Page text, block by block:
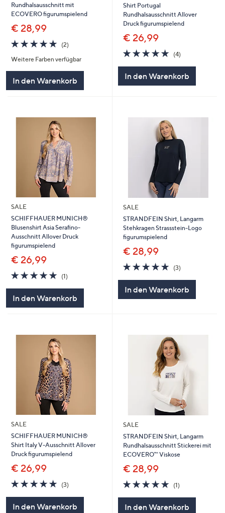
Rundhalsausschnitt mit
ECOVERO figurumspielend
€ 28,99
5.0
von
5
(2)
Weitere Farben verfügbar
In den Warenkorb
Shirt Portugal
Rundhalsausschnitt Allover
Druck figurumspielend
€ 26,99
5.0
von
5
(4)
In den Warenkorb
SALE
SCHIFFHAUER MUNICH®
Blusenshirt Asia Serafino-
Ausschnitt Allover Druck
figurumspielend
€ 26,99
5.0
von
(1)
In den Warenkorb
SALE
STRANDFEIN Shirt, Langarm
Stehkragen Strassstein-Logo
figurumspielend
€ 28,99
5.0
von
(3)
In den Warenkorb
SALE
SCHIFFHAUER MUNICH®
Shirt Italy V-Ausschnitt Allover
Druck figurumspielend
€ 26,99
5.0
von
(3)3
In den Warenkorb
SALE
STRANDFEIN Shirt, Langarm
Rundhalsausschnitt Stickerei mit
ECOVERO™ Viskose
€ 28,99
5.0
von
(1)
In den Warenkorb